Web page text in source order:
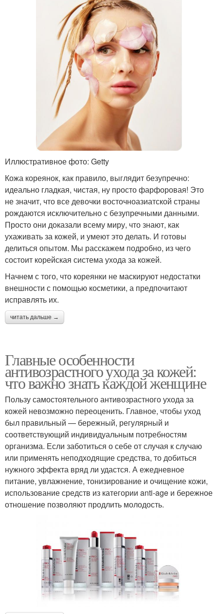
Иллюстративное фото: Getty
Кожа кореянок, как правило, выглядит безупречно:
идеально гладкая, чистая, ну просто фарфоровая! Это
не значит, что все девочки восточноазиатской страны
рождаются исключительно с безупречными данными.
Просто они доказали всему миру, что знают, как
ухаживать за кожей, и умеют это делать. И готовы
делиться опытом. Мы расскажем подробно, из чего
состоит корейская система ухода за кожей.
Начнем с того, что кореянки не маскируют недостатки
внешности с помощью косметики, а предпочитают
исправлять их.
читать дальше →
Главные особенности
антивозрастного ухода за кожей:
что важно знать каждой женщине
Пользу самостоятельного антивозрастного ухода за
кожей невозможно переоценить. Главное, чтобы уход
был правильный — бережный, регулярный и
соответствующий индивидуальным потребностям
организма. Если заботиться о себе от случая к случаю
или применять неподходящие средства, то добиться
нужного эффекта вряд ли удастся. А ежедневное
питание, увлажнение, тонизирование и очищение кожи,
использование средств из категории anti-age и бережное
отношение позволяют продлить молодость.